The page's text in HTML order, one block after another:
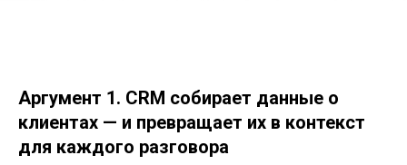
Аргумент 1. CRM собирает данные о
клиентах — и превращает их в контекст
для каждого разговора